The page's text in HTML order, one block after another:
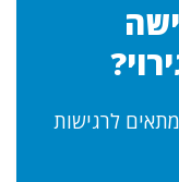
לרגישות